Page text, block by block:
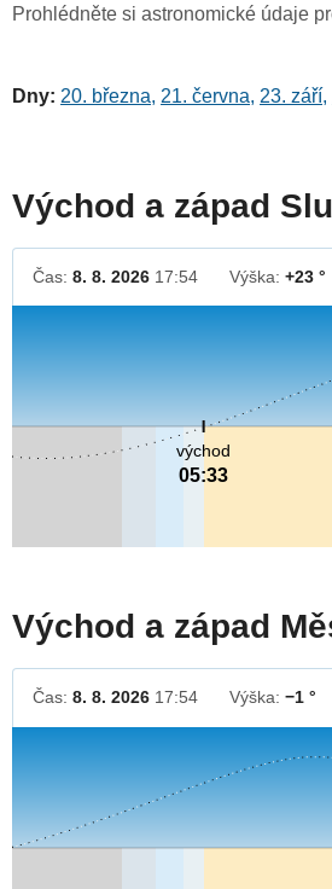
Prohlédněte si astronomické údaje
Dny: 20. března, 21. června, 23. září,
Východ a západ
Čas:8. 8. 2026 17:54 Výška:+23 °
východ
05:33
Východ a západ
Čas:8. 8. 2026 17:54 Výška:−1 °